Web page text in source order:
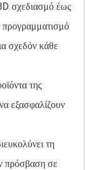
σχεδιασμό έως
προγραμματισμό
σχεδόν κάθε
της
εξασφαλίζουν
τη
πρόσβαση σε